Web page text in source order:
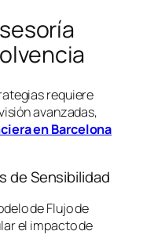
requiere
avanzadas,
en Barcelona
de Sensibilidad
de Flujo de
el impacto de